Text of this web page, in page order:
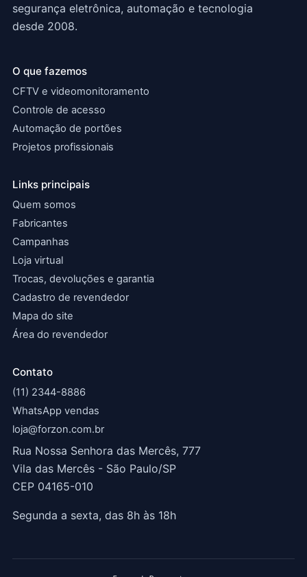
segurança eletrônica, automação e tecnologia
desde 2008.
O que fazemos
CFTV e videomonitoramento
Controle de acesso
Automação de portões
Projetos profissionais
Links principais
Quem somos
Fabricantes
Campanhas
Loja virtual
Trocas, devoluções e garantia
Cadastro de revendedor
Mapa do site
Área do revendedor
Contato
(11) 2344-8886
WhatsApp vendas
loja@forzon.com.br
Rua Nossa Senhora das Mercês, 777
Vila das Mercês - São Paulo/SP
CEP 04165-010
Segunda a sexta, das 8h às 18h